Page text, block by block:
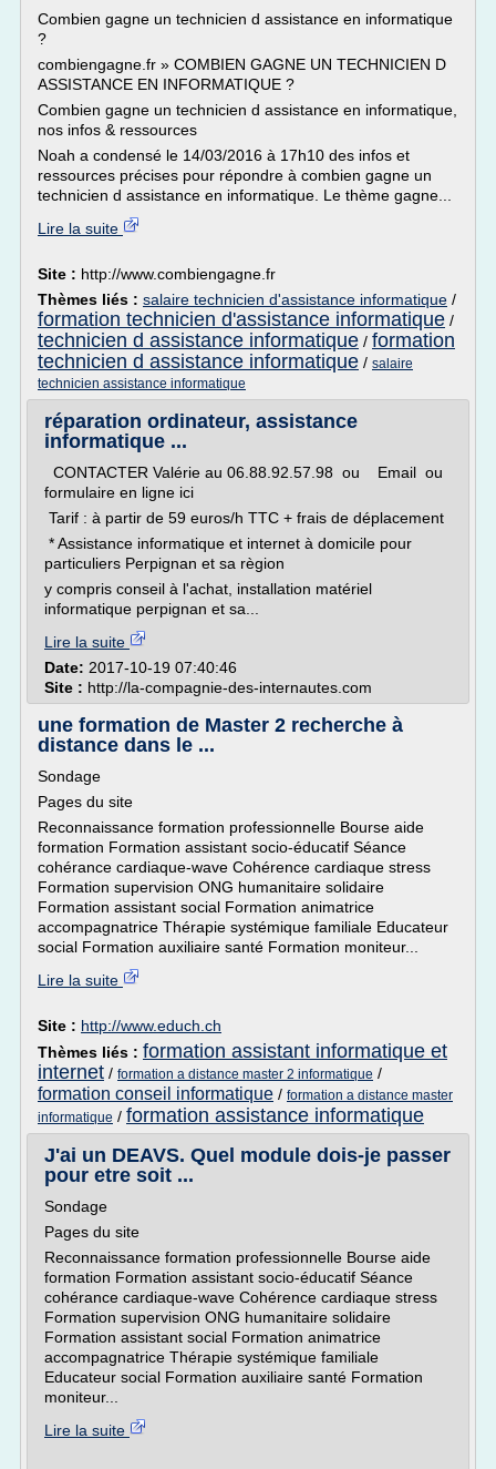
Combien gagne un technicien d assistance en informatique
?
combiengagne.fr » COMBIEN GAGNE UN TECHNICIEN D
ASSISTANCE EN INFORMATIQUE ?
Combien gagne un technicien d assistance en informatique,
nos infos & ressources
Noah a condensé le 14/03/2016 à 17h10 des infos et
ressources précises pour répondre à combien gagne un
technicien d assistance en informatique. Le thème gagne...
Lire la suite
Site : http://www.combiengagne.fr
Thèmes liés : salaire technicien d'assistance informatique /
formation technicien d'assistance informatique /
technicien d assistance informatique / formation
technicien d assistance informatique / salaire
technicien assistance informatique
réparation ordinateur, assistance
informatique ...
CONTACTER Valérie au 06.88.92.57.98 ou Email ou
formulaire en ligne ici
Tarif : à partir de 59 euros/h TTC + frais de déplacement
* Assistance informatique et internet à domicile pour
particuliers Perpignan et sa règion
y compris conseil à l'achat, installation matériel
informatique perpignan et sa...
Lire la suite
Date: 2017-10-19 07:40:46
Site : http://la-compagnie-des-internautes.com
une formation de Master 2 recherche à
distance dans le ...
Sondage
Pages du site
Reconnaissance formation professionnelle Bourse aide
formation Formation assistant socio-éducatif Séance
cohérance cardiaque-wave Cohérence cardiaque stress
Formation supervision ONG humanitaire solidaire
Formation assistant social Formation animatrice
accompagnatrice Thérapie systémique familiale Educateur
social Formation auxiliaire santé Formation moniteur...
Lire la suite
Site : http://www.educh.ch
Thèmes liés : formation assistant informatique et
internet / formation a distance master 2 informatique /
formation conseil informatique / formation a distance master
informatique / formation assistance informatique
J'ai un DEAVS. Quel module dois-je passer
pour etre soit ...
Sondage
Pages du site
Reconnaissance formation professionnelle Bourse aide
formation Formation assistant socio-éducatif Séance
cohérance cardiaque-wave Cohérence cardiaque stress
Formation supervision ONG humanitaire solidaire
Formation assistant social Formation animatrice
accompagnatrice Thérapie systémique familiale
Educateur social Formation auxiliaire santé Formation
moniteur...
Lire la suite